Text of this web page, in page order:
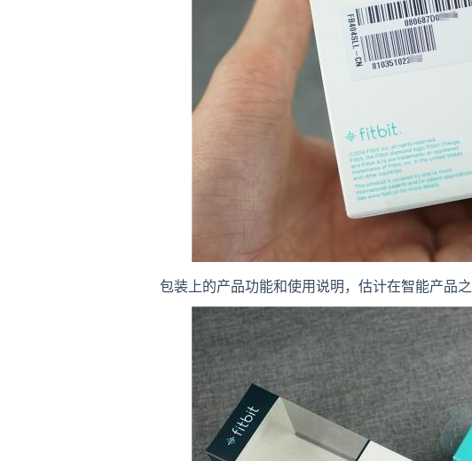
包装上的产品功能和使用说明，估计在智能产品